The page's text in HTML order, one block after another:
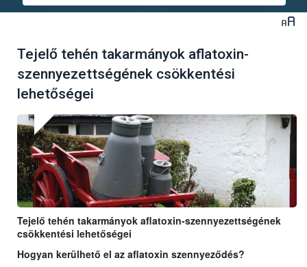
Tejelő tehén takarmányok aflatoxin-
szennyezettségének csökkentési
lehetőségei
Tejelő tehén takarmányok aflatoxin-szennyezettségének
csökkentési lehetőségei
Hogyan kerülhető el az aflatoxin szennyeződés?